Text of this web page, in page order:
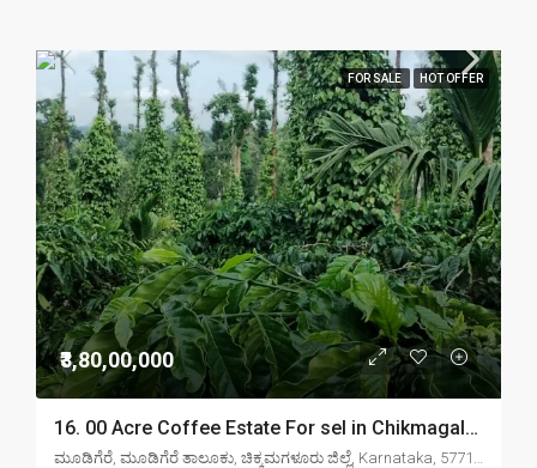
FOR SALE HOT OFFER
₹3,80,00,000
16. 00 Acre Coffee Estate For sel in Chikmagalur mudigere
ಮೂಡಿಗೆರೆ, ಮೂಡಿಗೆರೆ ತಾಲೂಕು, ಚಿಕ್ಕಮಗಳೂರು ಜಿಲ್ಲೆ, Karnataka, 577132, India